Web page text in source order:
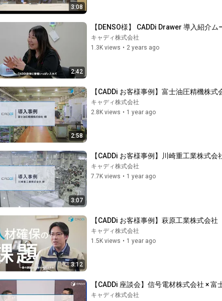
3:08
2:42
【DENSO様】 CADDi Drawer 導入紹介ム
キャディ株式会社
1.3K views • 2 years ago
2:58
【CADDi お客様事例】富士油圧精機株式
キャディ株式会社
2.8K views • 1 year ago
3:07
【CADDi お客様事例】川崎重工業株式会
キャディ株式会社
7.7K views • 1 year ago
3:12
【CADDi お客様事例】萩原工業株式会社
キャディ株式会社
1.5K views • 1 year ago
【CADDi 座談会】信号電材株式会社 ×
キャディ株式会社